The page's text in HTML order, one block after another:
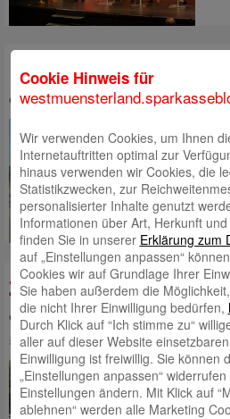
Photovoltaikanlage für
eingestellt vonTimon Dicksam 25.
die
Zwei Stellplätze für
eingestellt vonRobert Kleinam 29.
Cookie Hinweis für
Wir verwenden Cookies, um Ihnen
Internetauftritten optimal zur
hinaus verwenden wir Cookies, die
Statistikzwecken, zur
personalisierter Inhalte genutzt
Informationen über Art, Herkunft
finden Sie in unserer Erklärung zum
auf „Einstellungen anpassen“
Cookies wir auf Grundlage Ihrer
Sie haben außerdem die
die nicht Ihrer Einwilligung bedürfen,
Durch Klick auf “Ich stimme zu“
aller auf dieser Website
Einwilligung ist freiwillig. Sie können
„Einstellungen anpassen“
Einstellungen ändern. Mit Klick auf
ablehnen“ werden alle Marketing